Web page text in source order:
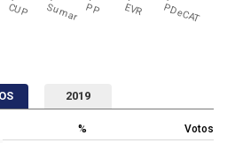
CUP Sumar PP EVR PDeCAT
2019
% Votos